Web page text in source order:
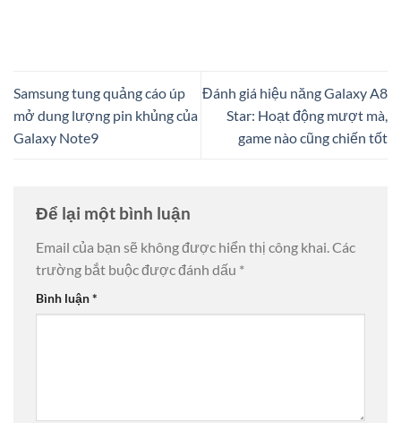
Samsung tung quảng cáo úp
mở dung lượng pin khủng của
Galaxy Note9
Đánh giá hiệu năng Galaxy A8
Star: Hoạt động mượt mà,
game nào cũng chiến tốt
Để lại một bình luận
Email của bạn sẽ không được hiển thị công khai.Các
trường bắt buộc được đánh dấu *
Bình luận*